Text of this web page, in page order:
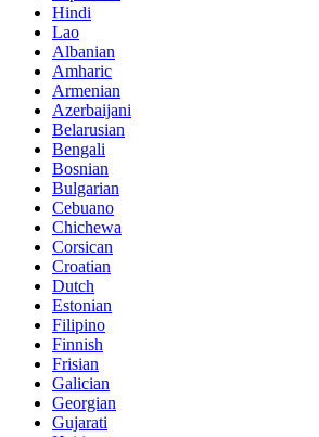
Hindi
Lao
Albanian
Amharic
Armenian
Azerbaijani
Belarusian
Bengali
Bosnian
Bulgarian
Cebuano
Chichewa
Corsican
Croatian
Dutch
Estonian
Filipino
Finnish
Frisian
Galician
Georgian
Gujarati